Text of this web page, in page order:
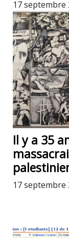
17 septembre
Il y a 35
17 septembre